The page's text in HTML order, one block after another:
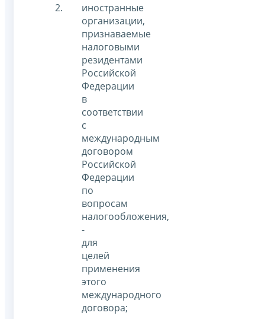
иностранные
организации,
признаваемые
налоговыми
резидентами
Российской
Федерации
в
соответствии
с
международным
договором
Российской
Федерации
по
вопросам
налогообложения,
-
для
целей
применения
этого
международного
договора;